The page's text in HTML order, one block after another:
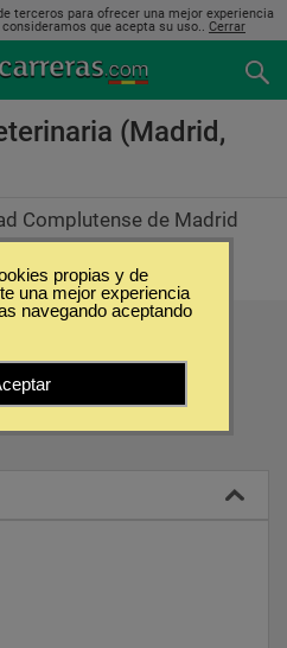
terceros para ofrecer una mejor experiencia
que acepta su uso.. Cerrar
(Madrid,
Complutense de Madrid
propias y de
una mejor experiencia
navegando aceptando